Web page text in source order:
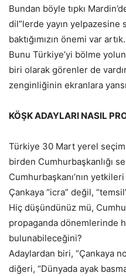
Bundan böyle tıpkı
dil”lerde yayın yelpazesine
baktığımızın önemi var
Bunu Türkiye’yi bölme
biri olarak görenler de
zenginliğinin ekranlara
KÖŞK ADAYLARI NASIL
Türkiye 30 Mart yerel
birden Cumhurbaşkanlığı
Cumhurbaşkanı’nın
Çankaya “icra” değil,
Hiç düşündünüz mü,
propaganda dönemlerinde
bulunabileceğini?
Adaylardan biri, “Çankaya
diğeri, “Dünyada ayak